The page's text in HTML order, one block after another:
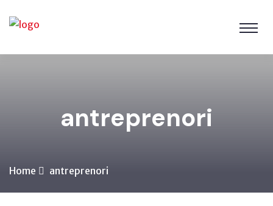
antreprenori
Home antreprenori